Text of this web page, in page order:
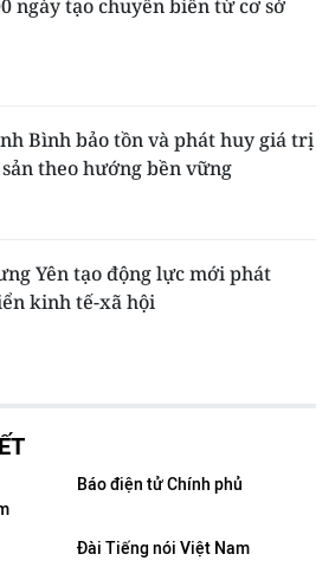
ngày tạo chuyển biến từ cơ sở
Bình bảo tồn và phát huy giá trị
theo hướng bền vững
Yên tạo động lực mới phát
kinh tế-xã hội
Báo điện tử Chính phủ
Đài Tiếng nói Việt Nam